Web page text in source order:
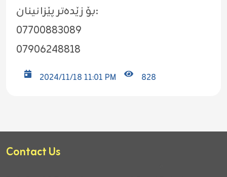
بۆ زێدەتر پێزانینان:
07700883089
07906248818
2024/11/18 11:01 PM 828
Contact Us